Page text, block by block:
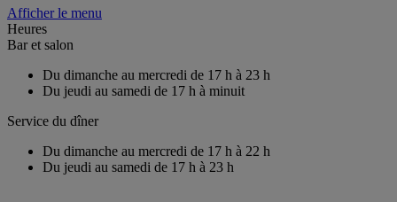
Afficher le menu
Heures
Bar et salon
Du dimanche au mercredi de 17 h à 23 h
Du jeudi au samedi de 17 h à minuit
Service du dîner
Du dimanche au mercredi de 17 h à 22 h
Du jeudi au samedi de 17 h à 23 h